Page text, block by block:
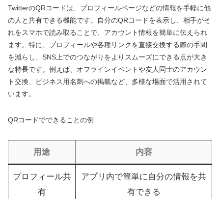
TwitterのQRコードは、プロフィールページなどの情報を手軽に他
の人と共有できる機能です。自分のQRコードを表示し、相手がそ
れをスマホで読み取ることで、アカウント情報を簡単に伝えられ
ます。特に、プロフィールや各種リンクを直接交換する際の手間
を減らし、SNS上でのつながりをよりスムーズにできる点が大き
な特長です。例えば、オフラインイベントや友人同士のアカウン
ト交換、ビジネス用名刺への掲載など、多様な場面で活用されて
います。
QRコードでできることの例
用途 内容
プロフィール共
有
アプリ内で簡単に自分の情報を共
有できる